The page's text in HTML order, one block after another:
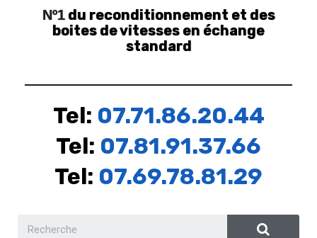
Nº1du reconditionnement et des
boites de vitesses en échange
standard
Tel: 07.71.86.20.44
Tel: 07.81.91.37.66
Tel: 07.69.78.81.29